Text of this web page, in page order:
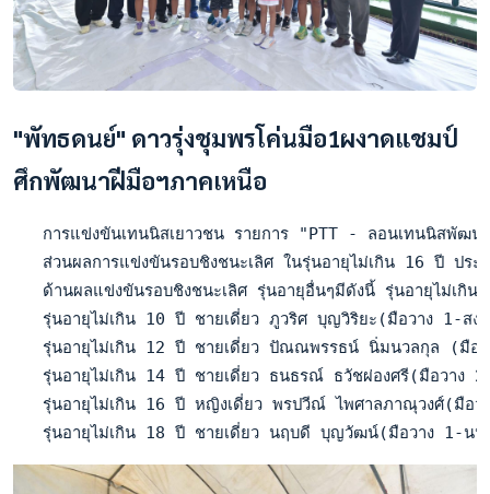
"พัทธดนย์" ดาวรุ่งชุมพรโค่นมือ1ผงาดแชมป์
ศึกพัฒนาฝีมือฯภาคเหนือ
การแข่งขันเทนนิสเยาวชน รายการ "PTT - ลอนเทนนิสพัฒ
ส่วนผลการแข่งขันรอบชิงชนะเลิศ ในรุ่นอายุไม่เกิน 16 ปี ปร
ด้านผลแข่งขันรอบชิงชนะเลิศ รุ่นอายุอื่นๆมีดังนี้ รุ่นอายุไม่เ
รุ่นอายุไม่เกิน 10 ปี ชายเดี่ยว ภูวริศ บุญวิริยะ(มือวาง 1-
รุ่นอายุไม่เกิน 12 ปี ชายเดี่ยว ปัณณพรรธน์ นิ่มนวลกุล (มือ
รุ่นอายุไม่เกิน 14 ปี ชายเดี่ยว ธนธรณ์ ธวัชผ่องศรี(มือวาง
รุ่นอายุไม่เกิน 16 ปี หญิงเดี่ยว พรปวีณ์ ไพศาลภาณุวงศ์(มือ
รุ่นอายุไม่เกิน 18 ปี ชายเดี่ยว นฤบดี บุญวัฒน์(มือวาง 1-น